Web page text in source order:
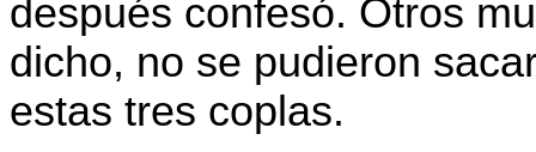
después confesó. Otros
dicho, no se pudieron
estas tres coplas.